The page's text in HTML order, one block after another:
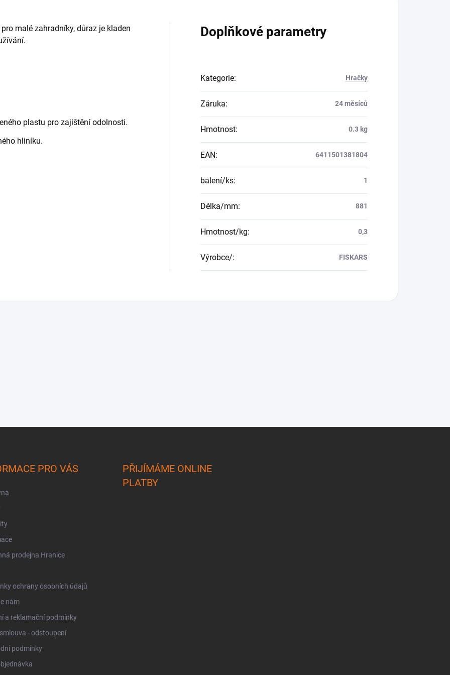
malé zahradníky, důraz je kladen
plastu pro zajištění odolnosti.
hliníku.
Doplňkové parametry
Kategorie: Hračky
Záruka: 24 měsíců
Hmotnost: 0.3 kg
EAN: 6411501381804
balení/ks: 1
Délka/mm: 881
Hmotnost/kg: 0,3
Výrobce/: FISKARS
PRO VÁS
prodejna Hranice
ochrany osobních údajů
nám
a reklamační podmínky
- odstoupení
podmínky
PŘIJÍMÁME ONLINE
PLATBY